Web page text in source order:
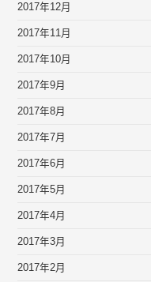
2017年12月
2017年11月
2017年10月
2017年9月
2017年8月
2017年7月
2017年6月
2017年5月
2017年4月
2017年3月
2017年2月